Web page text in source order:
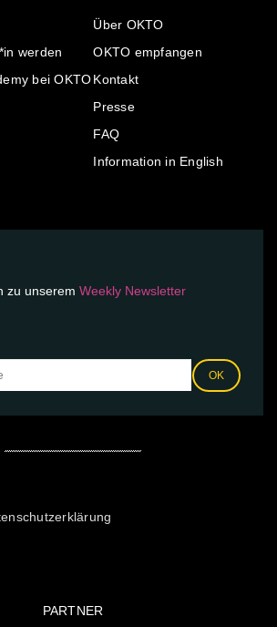
werden
bei OKTO
Über OKTO
OKTO empfangen
Kontakt
Presse
FAQ
Information in English
zu unserem Weekly Newsletter
OK
PARTNER